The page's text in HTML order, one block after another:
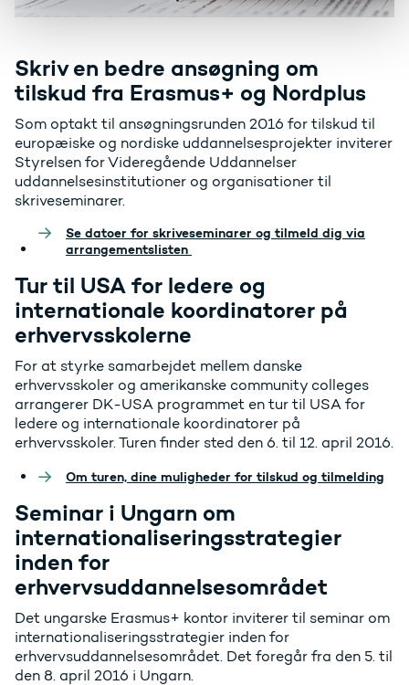
Skriv en bedre ansøgning om
tilskud fra Erasmus+ og Nordplus
Som optakt til ansøgningsrunden 2016 for tilskud til
europæiske og nordiske uddannelsesprojekter inviterer
Styrelsen for Videregående Uddannelser
uddannelsesinstitutioner og organisationer til
skriveseminarer.
Se datoer for skriveseminarer og tilmeld dig via
arrangementslisten
Tur til USA for ledere og
internationale koordinatorer på
erhvervsskolerne
For at styrke samarbejdet mellem danske
erhvervsskoler og amerikanske community colleges
arrangerer DK-USA programmet en tur til USA for
ledere og internationale koordinatorer på
erhvervsskoler. Turen finder sted den 6. til 12. april 2016.
Om turen, dine muligheder for tilskud og tilmelding
Seminar i Ungarn om
internationaliseringsstrategier
inden for
erhvervsuddannelsesområdet
Det ungarske Erasmus+ kontor inviterer til seminar om
internationaliseringsstrategier inden for
erhvervsuddannelsesområdet. Det foregår fra den 5. til
den 8. april 2016 i Ungarn.